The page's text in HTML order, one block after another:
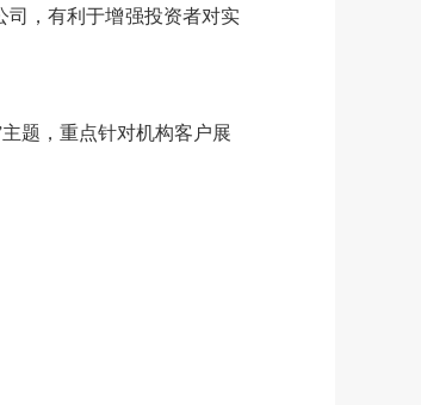
司，有利于增强投资者对实
题，重点针对机构客户展